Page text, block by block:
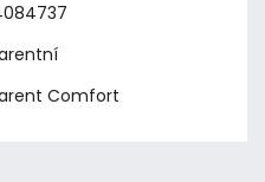
Comfort